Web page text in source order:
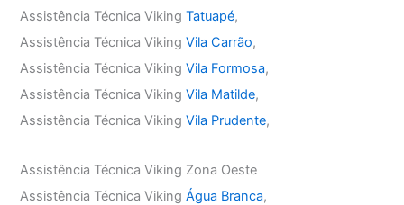
Assistência Técnica VikingTatuapé,
Assistência Técnica VikingVila Carrão,
Assistência Técnica VikingVila Formosa,
Assistência Técnica VikingVila Matilde,
Assistência Técnica VikingVila Prudente,
Assistência Técnica Viking Zona Oeste
Assistência Técnica VikingÁgua Branca,